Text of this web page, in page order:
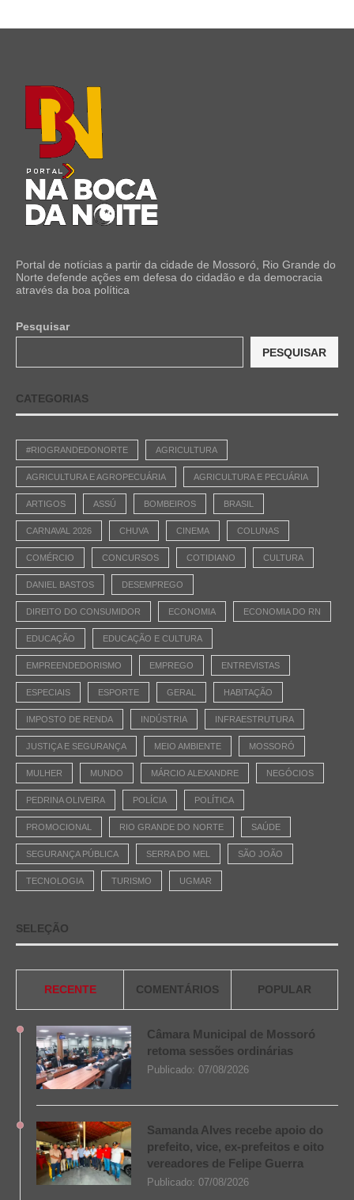
Portal de notícias a partir da cidade de Mossoró, Rio Grande do
Norte defende ações em defesa do cidadão e da democracia
através da boa política
Pesquisar
PESQUISAR
CATEGORIAS
#RIOGRANDEDONORTE AGRICULTURA
AGRICULTURA E AGROPECUÁRIA AGRICULTURA E PECUÁRIA
ARTIGOS ASSÚ BOMBEIROS BRASIL
CARNAVAL 2026 CHUVA CINEMA COLUNAS
COMÉRCIO CONCURSOS COTIDIANO CULTURA
DANIEL BASTOS DESEMPREGO
DIREITO DO CONSUMIDOR ECONOMIA ECONOMIA DO RN
EDUCAÇÃO EDUCAÇÃO E CULTURA
EMPREENDEDORISMO EMPREGO ENTREVISTAS
ESPECIAIS ESPORTE GERAL HABITAÇÃO
IMPOSTO DE RENDA INDÚSTRIA INFRAESTRUTURA
JUSTIÇA E SEGURANÇA MEIO AMBIENTE MOSSORÓ
MULHER MUNDO MÁRCIO ALEXANDRE NEGÓCIOS
PEDRINA OLIVEIRA POLÍCIA POLÍTICA
PROMOCIONAL RIO GRANDE DO NORTE SAÚDE
SEGURANÇA PÚBLICA SERRA DO MEL SÃO JOÃO
TECNOLOGIA TURISMO UGMAR
SELEÇÃO
RECENTE COMENTÁRIOS POPULAR
Câmara Municipal de Mossoró
retoma sessões ordinárias
Publicado: 07/08/2026
Samanda Alves recebe apoio do
prefeito, vice, ex-prefeitos e oito
vereadores de Felipe Guerra
Publicado: 07/08/2026